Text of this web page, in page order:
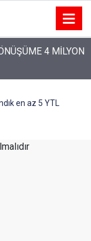
4 MİLYON
en az 5 YTL